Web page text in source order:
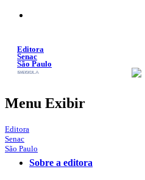
Conteúdo
Editora
Senac
São Paulo
SACOLA
MENU
Menu Exibir
Editora
Senac
São Paulo
Sobre a editora